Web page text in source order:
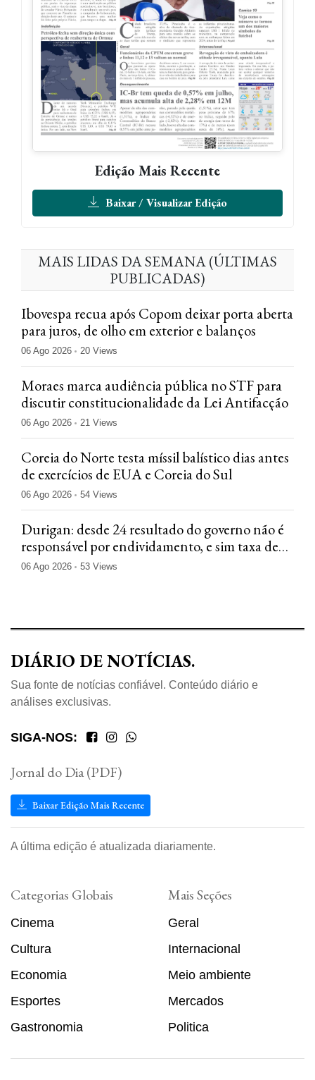
Edição Mais Recente
Baixar / Visualizar Edição
MAIS LIDAS DA SEMANA (ÚLTIMAS
PUBLICADAS)
Ibovespa recua após Copom deixar porta aberta
para juros, de olho em exterior e balanços
06 Ago 2026 20 Views
Moraes marca audiência pública no STF para
discutir constitucionalidade da Lei Antifacção
06 Ago 2026 21 Views
Coreia do Norte testa míssil balístico dias antes
de exercícios de EUA e Coreia do Sul
06 Ago 2026 54 Views
Durigan: desde 24 resultado do governo não é
responsável por endividamento, e sim taxa de
juros
06 Ago 2026 53 Views
DIÁRIO DE NOTÍCIAS.
Sua fonte de notícias confiável. Conteúdo diário e
análises exclusivas.
SIGA-NOS:
Jornal do Dia (PDF)
Baixar Edição Mais Recente
A última edição é atualizada diariamente.
Categorias Globais
Cinema
Cultura
Economia
Esportes
Gastronomia
Mais Seções
Geral
Internacional
Meio ambiente
Mercados
Politica